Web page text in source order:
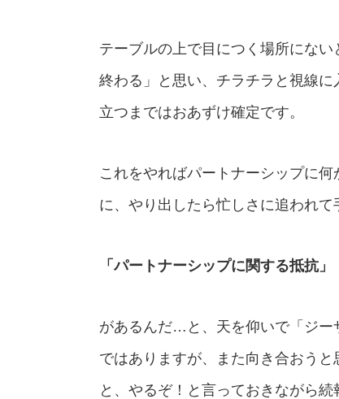
テーブルの上で目につく場所にな
終わる」と思い、チラチラと視線
立つまではおあずけ確定です。
これをやればパートナーシップに
に、やり出したら忙しさに追われ
「パートナーシップに関する抵抗」
があるんだ…と、天を仰いで「ジー
ではありますが、また向き合おうと
と、やるぞ！と言っておきながら